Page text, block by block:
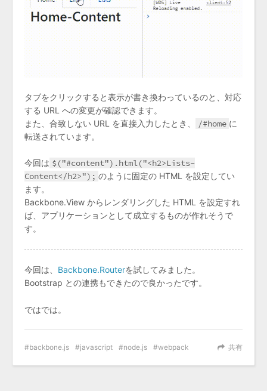
タブをクリックすると表示が書き換わっているのと、対応
する URL への変更が確認できます。
また、合致しない URL を直接入力したとき、
/#home に
転送されています。
今回は $("#content").html("<h2>Lists-
Content</h2>"); のように固定の HTML を設定してい
ます。
Backbone.View からレンダリングした HTML を設定すれ
ば、アプリケーションとして成立するものが作れそうで
す。
今回は、 Backbone.Routerを試してみました。
Bootstrap との連携もできたので良かったです。
ではでは。
共有
backbone.js javascript node.js webpack